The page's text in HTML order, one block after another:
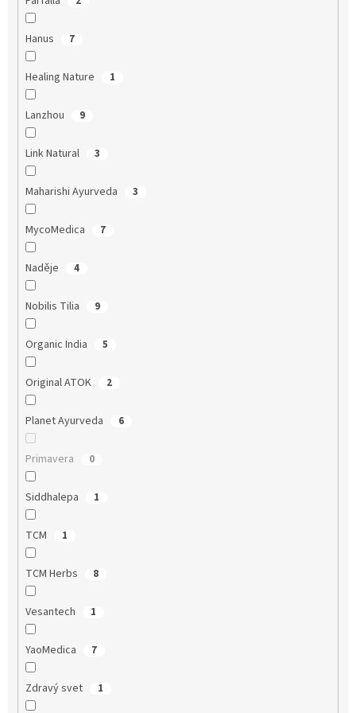
Hanus 7
Healing Nature 1
Lanzhou 9
Link Natural 3
Maharishi Ayurveda 3
MycoMedica 7
Naděje 4
Nobilis Tilia 9
Organic India 5
Original ATOK 2
Planet Ayurveda 6
Primavera 0
Siddhalepa 1
TCM 1
TCM Herbs 8
Vesantech 1
YaoMedica 7
Zdravý svet 1